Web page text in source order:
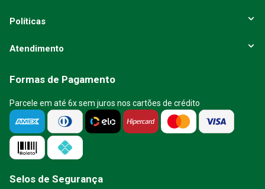
Políticas
Atendimento
Formas de Pagamento
Parcele em até 6x sem juros nos cartões de crédito
Selos de Segurança